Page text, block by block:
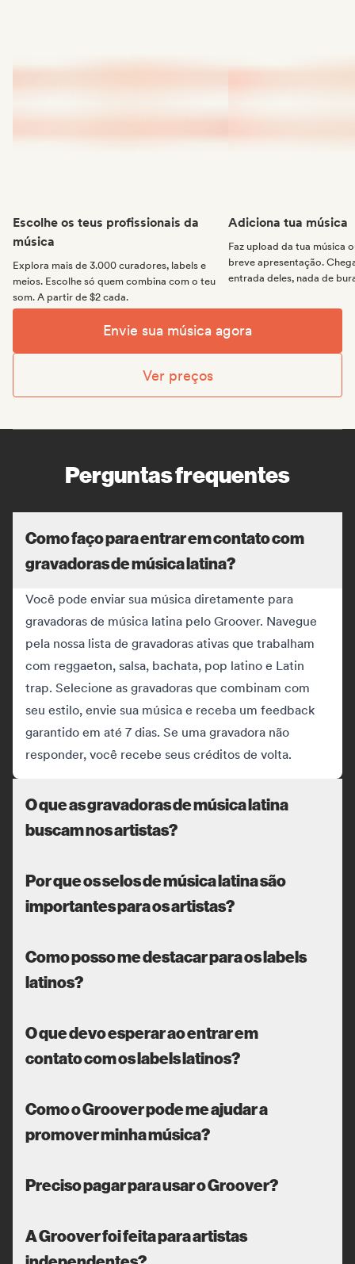
Escolhe os teus profissionais da
música
Explora mais de 3.000 curadores, labels e
meios. Escolhe só quem combina com o teu
som. A partir de $2 cada.
Adiciona tua música
Faz upload da tua música
breve apresentação.
entrada deles, nada de
Envie sua música agora
Ver preços
Perguntas frequentes
Como faço para entrar em contato com
gravadoras de música latina?
Você pode enviar sua música diretamente para
gravadoras de música latina pelo Groover. Navegue
pela nossa lista de gravadoras ativas que trabalham
com reggaeton, salsa, bachata, pop latino e Latin
trap. Selecione as gravadoras que combinam com
seu estilo, envie sua música e receba um feedback
garantido em até 7 dias. Se uma gravadora não
responder, você recebe seus créditos de volta.
O que as gravadoras de música latina
buscam nos artistas?
Por que os selos de música latina são
importantes para os artistas?
Como posso me destacar para os labels
latinos?
O que devo esperar ao entrar em
contato com os labels latinos?
Como o Groover pode me ajudar a
promover minha música?
Preciso pagar para usar o Groover?
A Groover foi feita para artistas